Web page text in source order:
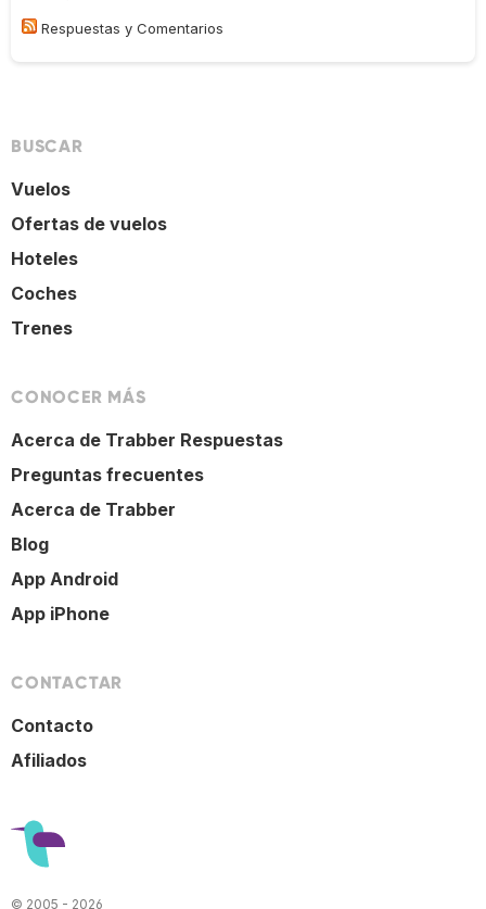
Respuestas y Comentarios
BUSCAR
Vuelos
Ofertas de vuelos
Hoteles
Coches
Trenes
CONOCER MÁS
Acerca de Trabber Respuestas
Preguntas frecuentes
Acerca de Trabber
Blog
App Android
App iPhone
CONTACTAR
Contacto
Afiliados
© 2005 - 2026